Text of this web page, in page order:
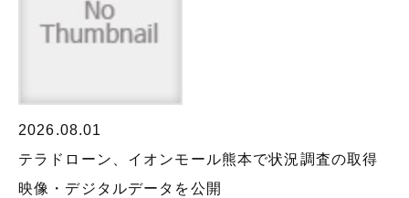
2026.08.01
テラドローン、イオンモール熊本で状況調査の取得
映像・デジタルデータを公開